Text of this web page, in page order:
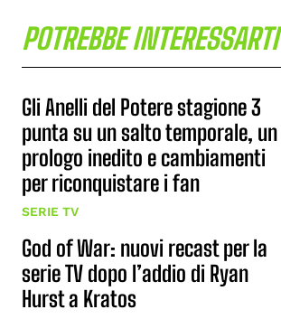
POTREBBE INTERESSARTI
Gli Anelli del Potere stagione 3
punta su un salto temporale, un
prologo inedito e cambiamenti
per riconquistare i fan
SERIE TV
God of War: nuovi recast per la
serie TV dopo l’addio di Ryan
Hurst a Kratos